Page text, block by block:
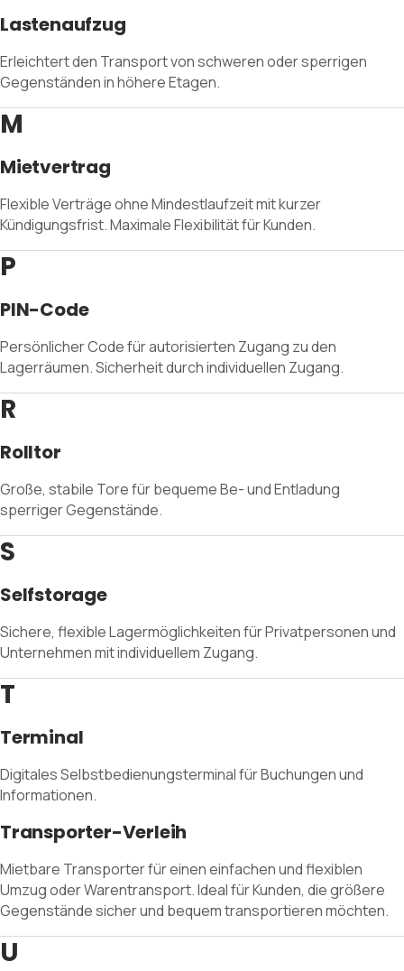
Lastenaufzug
Erleichtert den Transport von schweren oder sperrigen
Gegenständen in höhere Etagen.
M
Mietvertrag
Flexible Verträge ohne Mindestlaufzeit mit kurzer
Kündigungsfrist. Maximale Flexibilität für Kunden.
P
PIN-Code
Persönlicher Code für autorisierten Zugang zu den
Lagerräumen. Sicherheit durch individuellen Zugang.
R
Rolltor
Große, stabile Tore für bequeme Be- und Entladung
sperriger Gegenstände.
S
Selfstorage
Sichere, flexible Lagermöglichkeiten für Privatpersonen und
Unternehmen mit individuellem Zugang.
T
Terminal
Digitales Selbstbedienungsterminal für Buchungen und
Informationen.
Transporter-Verleih
Mietbare Transporter für einen einfachen und flexiblen
Umzug oder Warentransport. Ideal für Kunden, die größere
Gegenstände sicher und bequem transportieren möchten.
U